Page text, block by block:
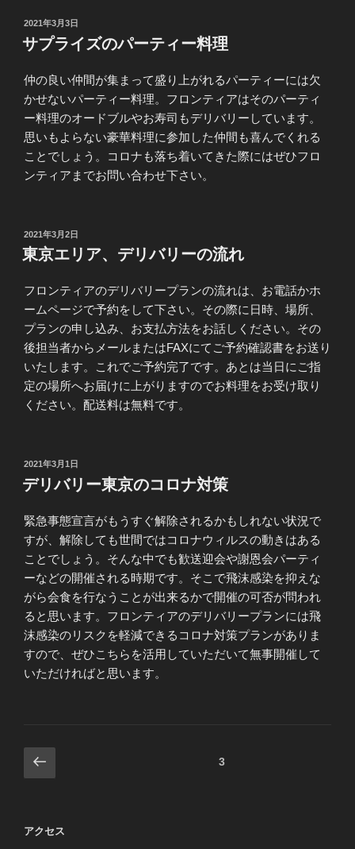
投
稿
日:
2021年3月3日
サプライズのパーティー料理
仲の良い仲間が集まって盛り上がれるパーティーには欠
かせないパーティー料理。フロンティアはそのパーティ
ー料理のオードブルやお寿司もデリバリーしています。
思いもよらない豪華料理に参加した仲間も喜んでくれる
ことでしょう。コロナも落ち着いてきた際にはぜひフロ
ンティアまでお問い合わせ下さい。
投
稿
日:
2021年3月2日
東京エリア、デリバリーの流れ
フロンティアのデリバリープランの流れは、お電話かホ
ームページで予約をして下さい。その際に日時、場所、
プランの申し込み、お支払方法をお話しください。その
後担当者からメールまたはFAXにてご予約確認書をお送り
いたします。これでご予約完了です。あとは当日にご指
定の場所へお届けに上がりますのでお料理をお受け取り
ください。配送料は無料です。
投
稿
日:
2021年3月1日
デリバリー東京のコロナ対策
緊急事態宣言がもうすぐ解除されるかもしれない状況で
すが、解除しても世間ではコロナウィルスの動きはある
ことでしょう。そんな中でも歓送迎会や謝恩会パーティ
ーなどの開催される時期です。そこで飛沫感染を抑えな
がら会食を行なうことが出来るかで開催の可否が問われ
ると思います。フロンティアのデリバリープランには飛
沫感染のリスクを軽減できるコロナ対策プランがありま
すので、ぜひこちらを活用していただいて無事開催して
いただければと思います。
投
稿
ペ
前
の
ジ
固定ページ3
アクセス